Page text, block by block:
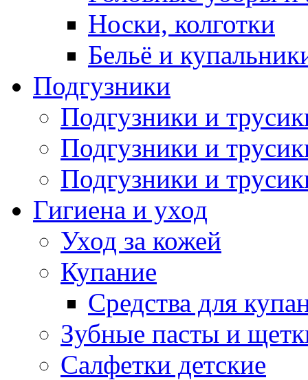
Носки, колготки
Бельё и
Подгузники
Подгузники и
Подгузники и
Подгузники и
Гигиена и уход
Уход за кожей
Купание
Средства для
Зубные пасты и
Салфетки детские